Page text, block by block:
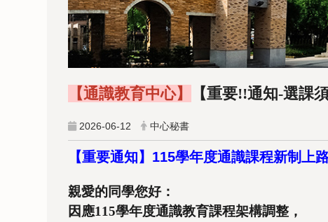
【通識教育中心】 【重要!!通知-選課
2026-06-12 中心秘書
【重要通知】 115學年度通識課程新制上路
親愛的同學您好：
因應115學年度通識教育課程架構調整，